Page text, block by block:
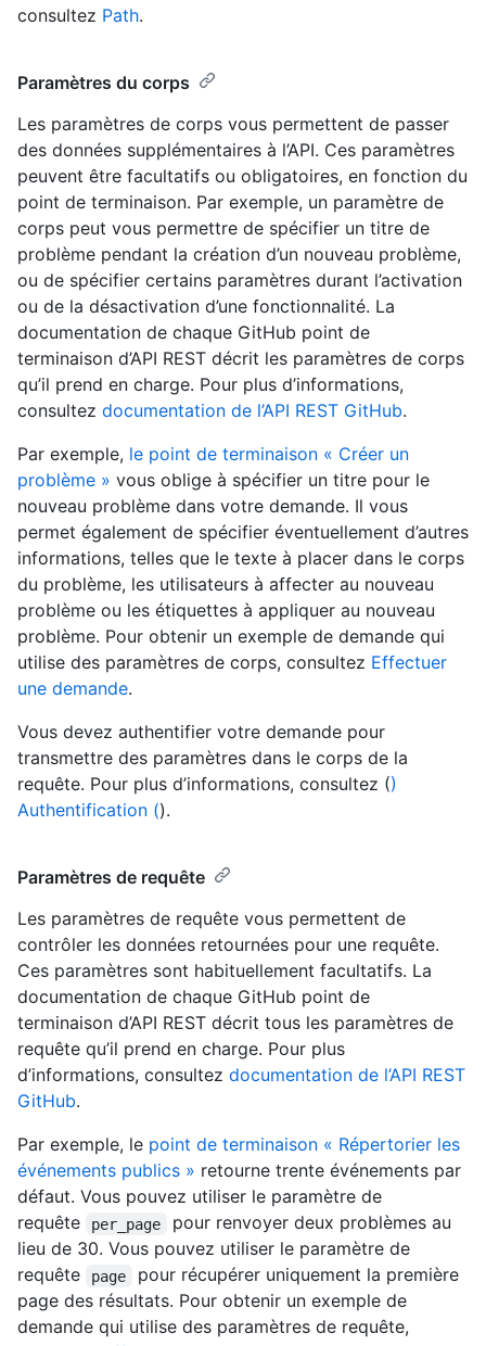
consultez Path.
Paramètres du corps
Les paramètres de corps vous permettent de passer
des données supplémentaires à l’API. Ces paramètres
peuvent être facultatifs ou obligatoires, en fonction du
point de terminaison. Par exemple, un paramètre de
corps peut vous permettre de spécifier un titre de
problème pendant la création d’un nouveau problème,
ou de spécifier certains paramètres durant l’activation
ou de la désactivation d’une fonctionnalité. La
documentation de chaque GitHub point de
terminaison d’API REST décrit les paramètres de corps
qu’il prend en charge. Pour plus d’informations,
consultez documentation de l’API REST GitHub.
Par exemple, le point de terminaison « Créer un
problème » vous oblige à spécifier un titre pour le
nouveau problème dans votre demande. Il vous
permet également de spécifier éventuellement d’autres
informations, telles que le texte à placer dans le corps
du problème, les utilisateurs à affecter au nouveau
problème ou les étiquettes à appliquer au nouveau
problème. Pour obtenir un exemple de demande qui
utilise des paramètres de corps, consultez Effectuer
une demande.
Vous devez authentifier votre demande pour
transmettre des paramètres dans le corps de la
requête. Pour plus d’informations, consultez ()
Authentification ().
Paramètres de requête
Les paramètres de requête vous permettent de
contrôler les données retournées pour une requête.
Ces paramètres sont habituellement facultatifs. La
documentation de chaque GitHub point de
terminaison d’API REST décrit tous les paramètres de
requête qu’il prend en charge. Pour plus
d’informations, consultez documentation de l’API REST
GitHub.
Par exemple, le point de terminaison « Répertorier les
événements publics » retourne trente événements par
défaut. Vous pouvez utiliser le paramètre de
requête
per_page
pour renvoyer deux problèmes au
lieu de 30. Vous pouvez utiliser le paramètre de
requête
page
pour récupérer uniquement la première
page des résultats. Pour obtenir un exemple de
demande qui utilise des paramètres de requête,